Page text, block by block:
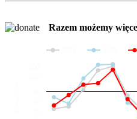
Razem możemy